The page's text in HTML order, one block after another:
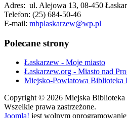
Adres: ul. Alejowa 13, 08-450
Telefon: (25) 684-50-46
E-mail: mbplaskarzew@wp.pl
Polecane strony
Łaskarzew - Moje miasto
Łaskarzew.org - Miasto nad
Miejsko-Powiatowa Biblioteka
Copyright © 2026 Miejska Biblioteka
Wszelkie prawa zastrzeżone.
Joomla! jest wolnym